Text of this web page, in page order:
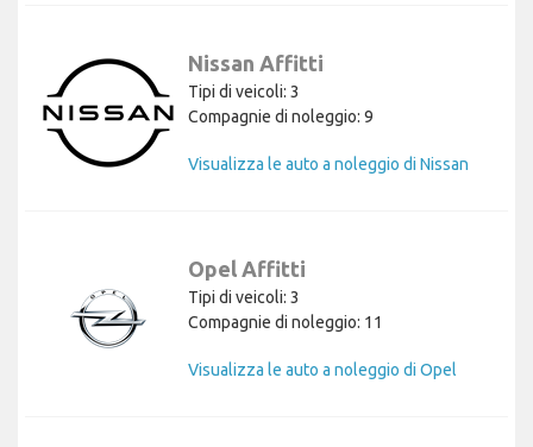
Nissan Affitti
Tipi di veicoli: 3
Compagnie di noleggio: 9
Visualizza le auto a noleggio di Nissan
Opel Affitti
Tipi di veicoli: 3
Compagnie di noleggio: 11
Visualizza le auto a noleggio di Opel